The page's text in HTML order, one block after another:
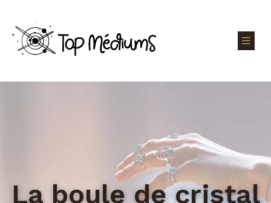
La boule de cristal